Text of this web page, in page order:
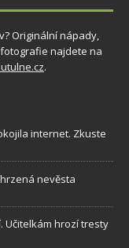
Originální nápady,
najdete na
.
internet. Zkuste
nevěsta
Učitelkám hrozí tresty